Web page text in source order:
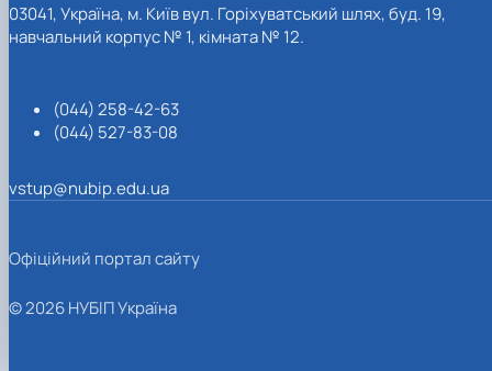
03041, Україна, м. Київ вул. Горіхуватський шлях, буд. 19,
навчальний корпус № 1, кімната № 12.
(044) 258-42-63
(044) 527-83-08
vstup@nubip.edu.ua
Офіційний портал сайту
© 2026 НУБІП Україна